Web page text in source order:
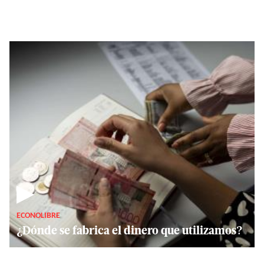
▶
ECONOLIBRE
¿Dónde se fabrica el dinero que utilizamos?